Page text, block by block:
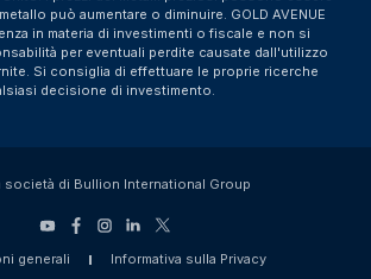
può aumentare o diminuire. GOLD AVENUE
in materia di investimenti o fiscale e non si
per eventuali perdite causate dall'utilizzo
Si consiglia di effettuare le proprie ricerche
decisione di investimento.
società di Bullion International Group
generali Informativa sulla Privacy